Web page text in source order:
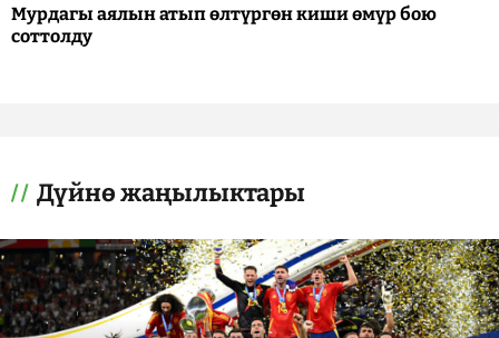
Мурдагы аялын атып өлтүргөн киши өмүр бою
соттолду
Дүйнө жаңылыктары